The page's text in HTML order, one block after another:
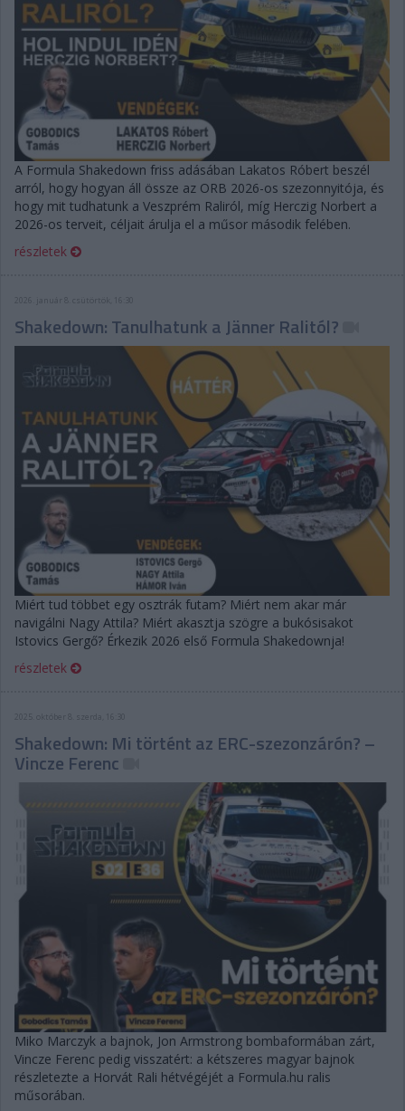
A Formula Shakedown friss adásában Lakatos Róbert beszél
arról, hogy hogyan áll össze az ORB 2026-os szezonnyitója, és
hogy mit tudhatunk a Veszprém Raliról, míg Herczig Norbert a
2026-os terveit, céljait árulja el a műsor második felében.
részletek
2026. január 8. csütörtök, 16:30
Shakedown: Tanulhatunk a Jänner Ralitól?
Miért tud többet egy osztrák futam? Miért nem akar már
navigálni Nagy Attila? Miért akasztja szögre a bukósisakot
Istovics Gergő? Érkezik 2026 első Formula Shakedownja!
részletek
2025. október 8. szerda, 16:30
Shakedown: Mi történt az ERC-szezonzárón? –
Vincze Ferenc
Miko Marczyk a bajnok, Jon Armstrong bombaformában zárt,
Vincze Ferenc pedig visszatért: a kétszeres magyar bajnok
részletezte a Horvát Rali hétvégéjét a Formula.hu ralis
műsorában.